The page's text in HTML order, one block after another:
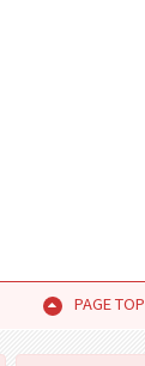
PAGE TOP